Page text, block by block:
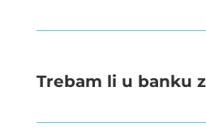
Trebam li u banku